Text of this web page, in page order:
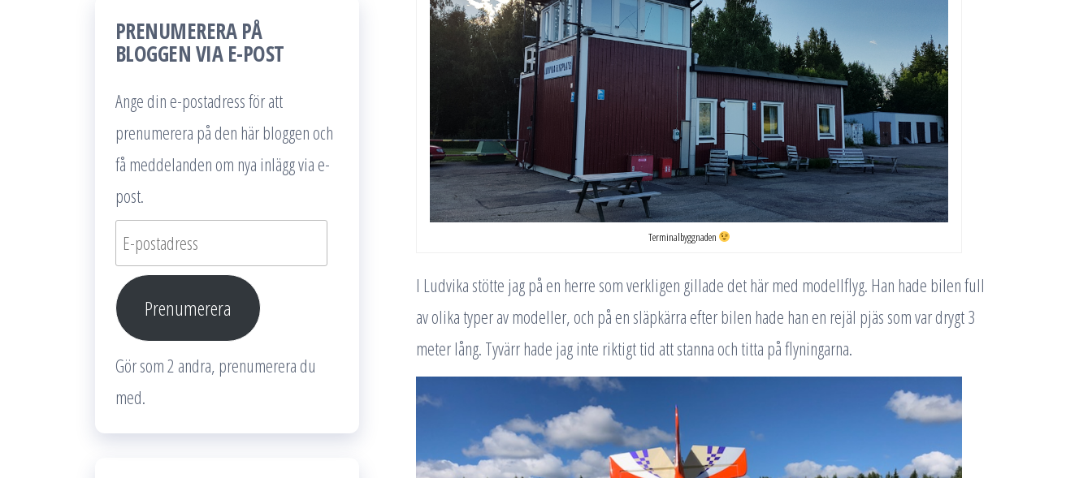
Terminalbyggnaden
I Ludvika stötte jag på en herre som verkligen gillade det här med modellflyg. Han hade bilen full
av olika typer av modeller, och på en släpkärra efter bilen hade han en rejäl pjäs som var drygt 3
meter lång. Tyvärr hade jag inte riktigt tid att stanna och titta på flyningarna.
PRENUMERERA PÅ
BLOGGEN VIA E-POST
Ange din e-postadress för att
prenumerera på den här bloggen och
få meddelanden om nya inlägg via e-
post.
E-
postadress
Prenumerera
Gör som 2 andra, prenumerera du
med.